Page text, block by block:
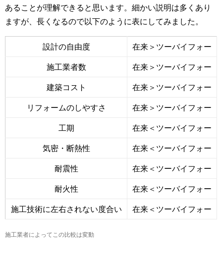
あることが理解できると思います。細かい説明は多くあり
ますが、長くなるので以下のように表にしてみました。
設計の自由度 在来＞ツーバイフォー
施工業者数 在来＞ツーバイフォー
建築コスト 在来＞ツーバイフォー
リフォームのしやすさ 在来＞ツーバイフォー
工期 在来＜ツーバイフォー
気密・断熱性 在来＜ツーバイフォー
耐震性 在来＜ツーバイフォー
耐火性 在来＜ツーバイフォー
施工技術に左右されない度合い 在来＜ツーバイフォー
施工業者によってこの比較は変動